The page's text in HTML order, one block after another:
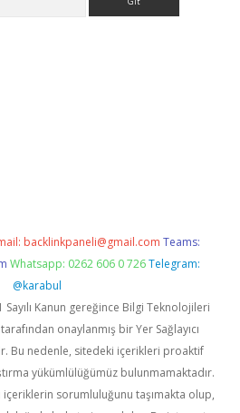
backlinkpaneli@gmail.com Teams:
Whatsapp: 0262 606 0 726 Telegram:
@karabul
Sayılı Kanun gereğince Bilgi Teknolojileri
onaylanmış bir Yer Sağlayıcı
Bu nedenle, sitedeki içerikleri proaktif
yükümlülüğümüz bulunmamaktadır.
içeriklerin sorumluluğunu taşımakta olup,